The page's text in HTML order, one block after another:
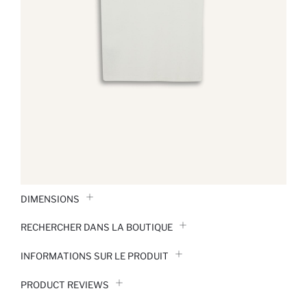
DIMENSIONS
RECHERCHER DANS LA BOUTIQUE
INFORMATIONS SUR LE PRODUIT
PRODUCT REVIEWS